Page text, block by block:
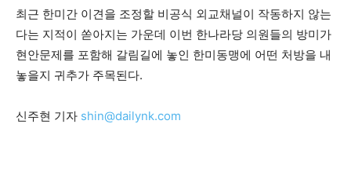
최근 한미간 이견을 조정할 비공식 외교채널이 작동하지 않는
다는 지적이 쏟아지는 가운데 이번 한나라당 의원들의 방미가
현안문제를 포함해 갈림길에 놓인 한미동맹에 어떤 처방을 내
놓을지 귀추가 주목된다.
신주현 기자 shin@dailynk.com